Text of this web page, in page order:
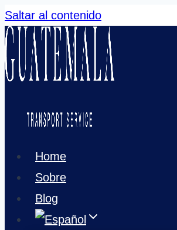
Saltar al contenido
Home
Sobre
Blog